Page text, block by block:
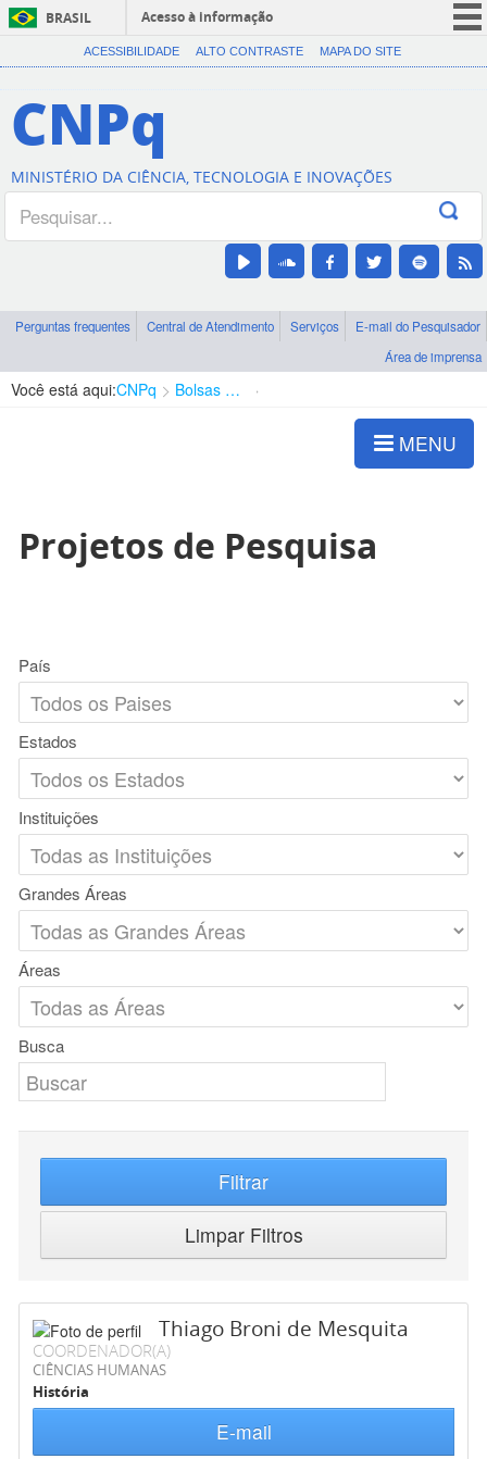
BRASIL
Acesso à informação
CORONAVÍRUS (COVID-19)
Canais
ACESSIBILIDADE ALTO CONTRASTE MAPA DO SITE
CNPq
MINISTÉRIO DA CIÊNCIA, TECNOLOGIA E INOVAÇÕES
Perguntas frequentes Central de Atendimento Serviços
E-mail do Pesquisador
Área de imprensa
Você está aqui:CNPq Bolsas e Auxílios Vigentes
MENU
Projetos de Pesquisa
País
Estados
Instituições
Grandes Áreas
Áreas
Busca
Filtrar
Limpar Filtros
Thiago Broni de Mesquita
COORDENADOR(A)
CIÊNCIAS HUMANAS
História
E-mail